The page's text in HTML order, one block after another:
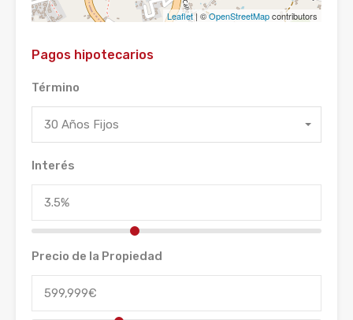
Leaflet| ©OpenStreetMapcontributors
Pagos hipotecarios
Término
30 Años Fijos
Interés
Precio de la Propiedad